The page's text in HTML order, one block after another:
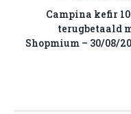
Campina kefir
terugbetaald
Shopmium – 30/08/